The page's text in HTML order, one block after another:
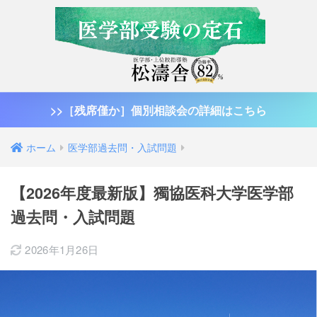
>>［残席僅か］個別相談会の詳細はこちら
ホーム 医学部過去問・入試問題
【2026年度最新版】獨協医科大学医学部
過去問・入試問題
2026年1月26日